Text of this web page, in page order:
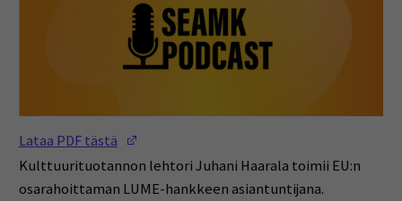
Lataa PDF tästä
Kulttuurituotannon lehtori Juhani Haarala toimii EU:n
osarahoittaman LUME-hankkeen asiantuntijana.